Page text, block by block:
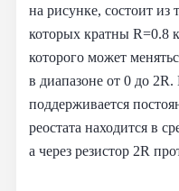
на рисунке, состоит из
которых кратны R=0.8
которого может
в диапазоне от 0 до
поддерживается
реостата находится в
а через резистор 2R